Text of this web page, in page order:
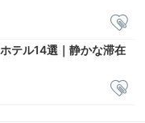
テル14選｜静かな滞在